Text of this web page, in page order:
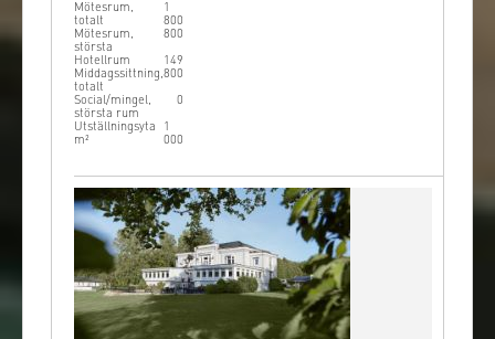
Mötesrum,
totalt
1
800
Mötesrum,
största
800
Hotellrum
149
Middagssittning,
totalt
800
Social/mingel,
största rum
0
Utställningsyta
m²
1
000